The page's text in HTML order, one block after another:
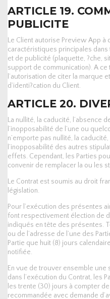
ARTICLE 19.
PUBLICITE
Le Client autorise Preview App à
caractéristiques principales
et de publicité (plaquette, ?che,
support de communication). A
l’autorisation de citer la marque
d’identi?cation du Client.
ARTICLE 20.
La nullité, la caducité, l’absence
l’inopposabilité de l’une ou
n’emporte pas nullité, la
l’inopposabilité des autres
effets. Cependant, les Parties
convenir de remplacer la ou les
Le Contrat est soumis au droit
législation.
Pour l’exécution des présentes
font respectivement élection de
indiqués en tête des présentes.
ou de l’adresse de l’une des
Partie que huit (8) jours
notifiée.
En vue de trouver ensemble
dans l’exécution du Contrat, les
les trente (30) jours à compter
recommandée avec demande